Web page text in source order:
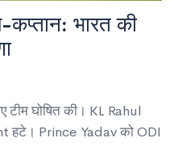
भारत की
टीम घोषित की। KL Rahul
हटे। Prince Yadav को ODI